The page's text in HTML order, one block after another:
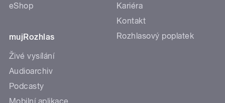
eShop
mujRozhlas
Živé vysílání
Audioarchiv
Podcasty
Kariéra
Kontakt
Rozhlasový poplatek